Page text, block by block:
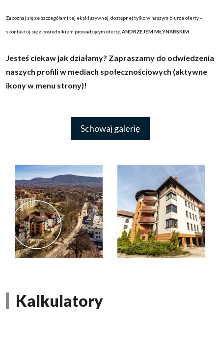
Zapoznaj się ze szczegółami tej ekskluzywnej, dostępnej tylko w naszym biurze oferty –
skontaktuj się z pośrednikiem prowadzącym ofertę, ANDRZEJEM MŁYNARSKIM
Jesteś ciekaw jak działamy? Zapraszamy do odwiedzenia
naszych profili w mediach społecznościowych (aktywne
ikony w menu strony)!
Schowaj galerię
Kalkulatory